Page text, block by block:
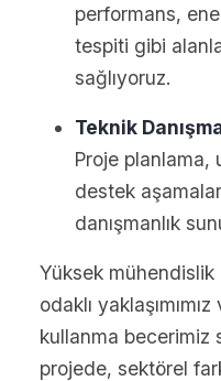
performans,
tespiti gibi
sağlıyoruz.
Teknik
Proje planlama,
destek
danışmanlık
Yüksek
odaklı
kullanma becerimiz
projede, sektörel